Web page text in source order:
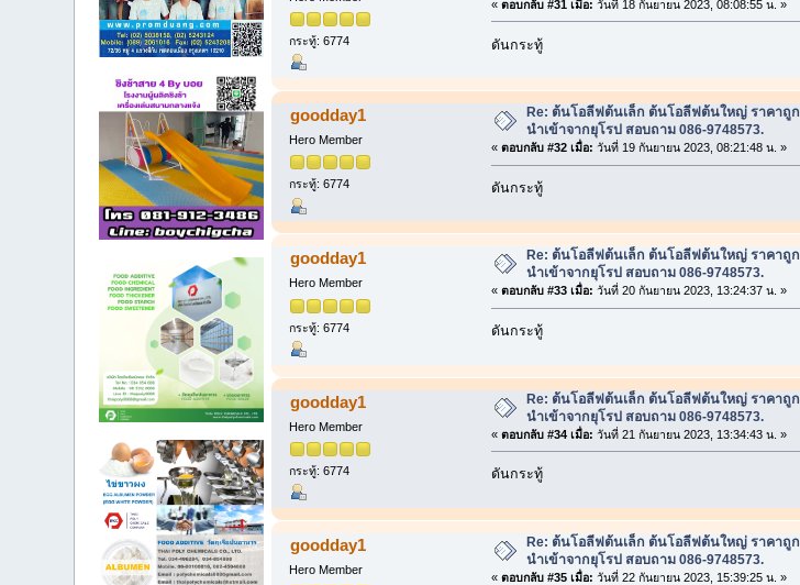
กระทู้: 6774
« ตอบกลับ #31 เมื่อ: วันที่ 18 กันยายน 2023, 08:08:55 น. »
ดันกระทู้
goodday1
Hero Member
กระทู้: 6774
Re: ต้นโอลีฟต้นเล็ก ต้นโอลีฟต้นใหญ่ ราคาถูก
นำเข้าจากยุโรป สอบถาม 086-9748573.
« ตอบกลับ #32 เมื่อ: วันที่ 19 กันยายน 2023, 08:21:48 น. »
ดันกระทู้
goodday1
Hero Member
กระทู้: 6774
Re: ต้นโอลีฟต้นเล็ก ต้นโอลีฟต้นใหญ่ ราคาถูก
นำเข้าจากยุโรป สอบถาม 086-9748573.
« ตอบกลับ #33 เมื่อ: วันที่ 20 กันยายน 2023, 13:24:37 น. »
ดันกระทู้
goodday1
Hero Member
กระทู้: 6774
Re: ต้นโอลีฟต้นเล็ก ต้นโอลีฟต้นใหญ่ ราคาถูก
นำเข้าจากยุโรป สอบถาม 086-9748573.
« ตอบกลับ #34 เมื่อ: วันที่ 21 กันยายน 2023, 13:34:43 น. »
ดันกระทู้
goodday1
Hero Member
Re: ต้นโอลีฟต้นเล็ก ต้นโอลีฟต้นใหญ่ ราคาถูก
นำเข้าจากยุโรป สอบถาม 086-9748573.
« ตอบกลับ #35 เมื่อ: วันที่ 22 กันยายน 2023, 15:39:25 น. »